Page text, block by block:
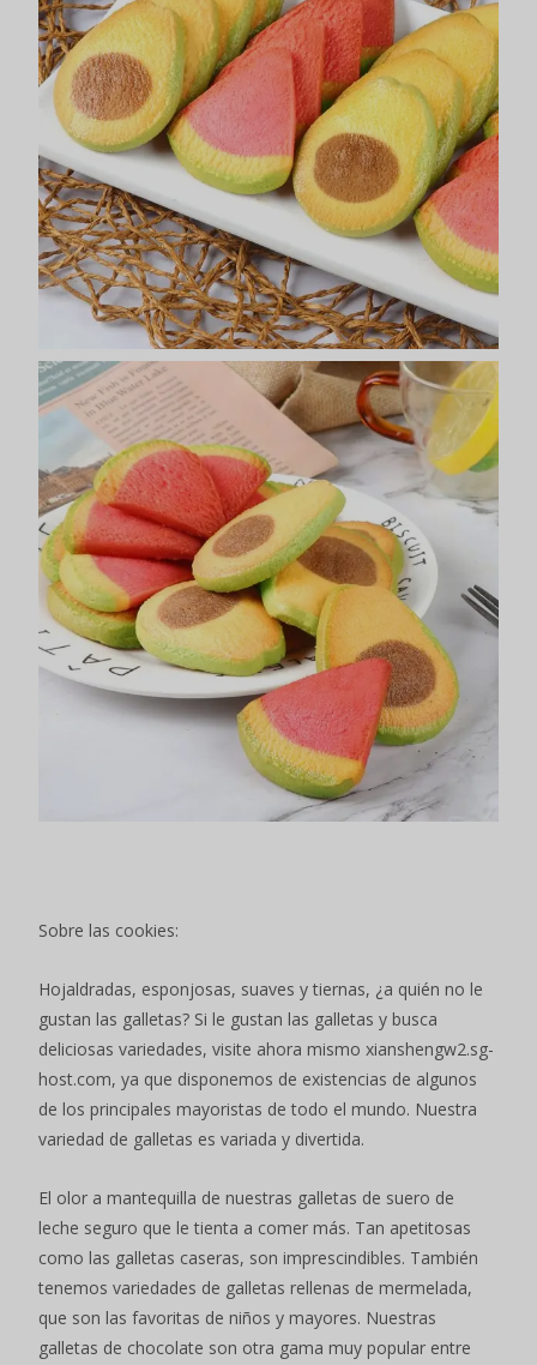
Sobre las cookies:
Hojaldradas, esponjosas, suaves y tiernas, ¿a quién no le
gustan las galletas? Si le gustan las galletas y busca
deliciosas variedades, visite ahora mismo xianshengw2.sg-
host.com, ya que disponemos de existencias de algunos
de los principales mayoristas de todo el mundo. Nuestra
variedad de galletas es variada y divertida.
El olor a mantequilla de nuestras galletas de suero de
leche seguro que le tienta a comer más. Tan apetitosas
como las galletas caseras, son imprescindibles. También
tenemos variedades de galletas rellenas de mermelada,
que son las favoritas de niños y mayores. Nuestras
galletas de chocolate son otra gama muy popular entre